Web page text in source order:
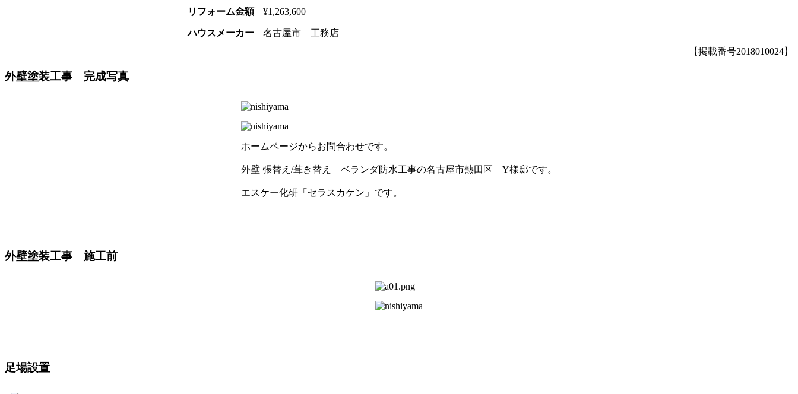
リフォーム金額 ¥1,263,600
ハウスメーカー
名古屋市 工務店
【掲載番号2018010024】
外壁塗装工事 完成写真
ホームページからお問合わせです。
外壁 張替え/葺き替え ベランダ防水工事の名古屋市熱田区 Y様邸です。
エスケー化研「セラスカケン」です。
外壁塗装工事 施工前
足場設置